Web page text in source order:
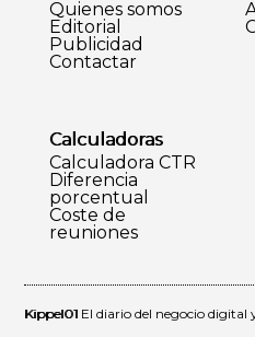
Quienes somos
Editorial
Publicidad
Contactar
Calculadoras
Calculadora CTR
Diferencia
porcentual
Coste de
reuniones
Kippel01 El diario del negocio digital